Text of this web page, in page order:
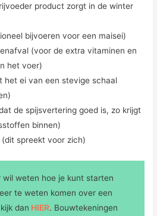
product zorgt in de winter
bijvoeren voor een maisei)
(voor de extra vitaminen en
het voer)
het ei van een stevige schaal
de spijsvertering goed is, zo krijgt
binnen)
spreekt voor zich)
weten hoe je kunt starten
te weten komen over een
dan HIER. Bouwtekeningen